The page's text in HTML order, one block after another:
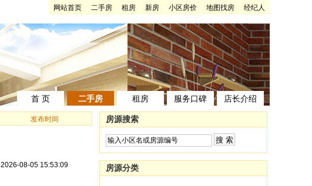
网站首页 二手房 租房 新房 小区房价 地图找房 经纪人
首 页 二手房 租房 服务口碑 店长介绍
发布时间
2026-08-05 15:53:09
房源搜索
房源分类